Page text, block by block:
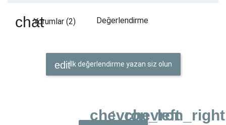
Yorumlar (2) Değerlendirme
İlk değerlendirme yazan siz olun
chevron_left
1 chevron_right